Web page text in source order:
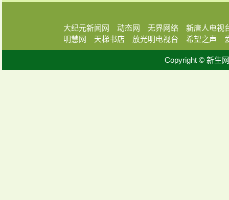
大纪元新闻网 动态网 无界网络
新唐人电视
明慧网
天梯书店 放光明电视台 希望之声
Copyright © 新生